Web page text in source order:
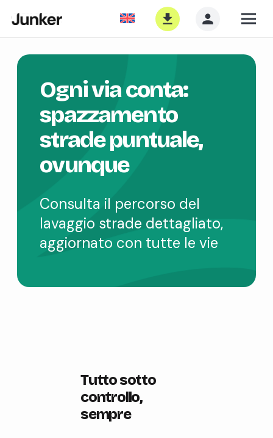
Ogni via conta:
spazzamento
strade puntuale,
ovunque
Consulta il percorso del
lavaggio strade dettagliato,
aggiornato con tutte le vie
Tutto sotto
controllo,
sempre